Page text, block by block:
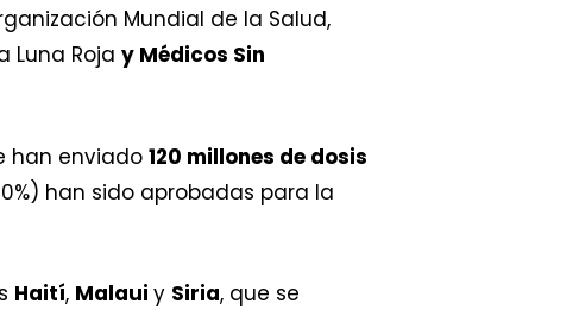
Mundial de la Salud,
Luna Roja y Médicos Sin
han enviado 120 millones de dosis
han sido aprobadas para la
Haití, Malaui y Siria, que se